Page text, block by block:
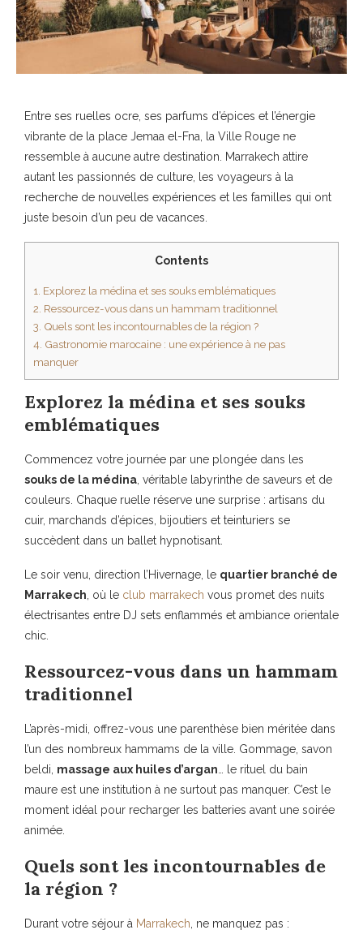
Entre ses ruelles ocre, ses parfums d’épices et l’énergie
vibrante de la place Jemaa el-Fna, la Ville Rouge ne
ressemble à aucune autre destination. Marrakech attire
autant les passionnés de culture, les voyageurs à la
recherche de nouvelles expériences et les familles qui ont
juste besoin d’un peu de vacances.
Contents
1. Explorez la médina et ses souks emblématiques
2. Ressourcez-vous dans un hammam traditionnel
3. Quels sont les incontournables de la région ?
4. Gastronomie marocaine : une expérience à ne pas
manquer
Explorez la médina et ses souks
emblématiques
Commencez votre journée par une plongée dans les
souks de la médina , véritable labyrinthe de saveurs et de
couleurs. Chaque ruelle réserve une surprise : artisans du
cuir, marchands d’épices, bijoutiers et teinturiers se
succèdent dans un ballet hypnotisant.
Le soir venu, direction l’Hivernage, le quartier branché de
Marrakech , où le club marrakech vous promet des nuits
électrisantes entre DJ sets enflammés et ambiance orientale
chic.
Ressourcez-vous dans un hammam
traditionnel
L’après-midi, offrez-vous une parenthèse bien méritée dans
l’un des nombreux hammams de la ville. Gommage, savon
beldi, massage aux huiles d’argan … le rituel du bain
maure est une institution à ne surtout pas manquer. C’est le
moment idéal pour recharger les batteries avant une soirée
animée.
Quels sont les incontournables de
la région ?
Durant votre séjour à Marrakech , ne manquez pas :